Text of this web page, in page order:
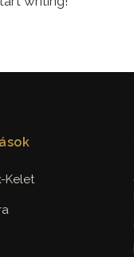
Kelet